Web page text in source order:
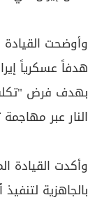
هدفاً عسكرياً إيرانياً،
بهدف فرض
النار عبر
وأكدت القيادة
بالجاهزية